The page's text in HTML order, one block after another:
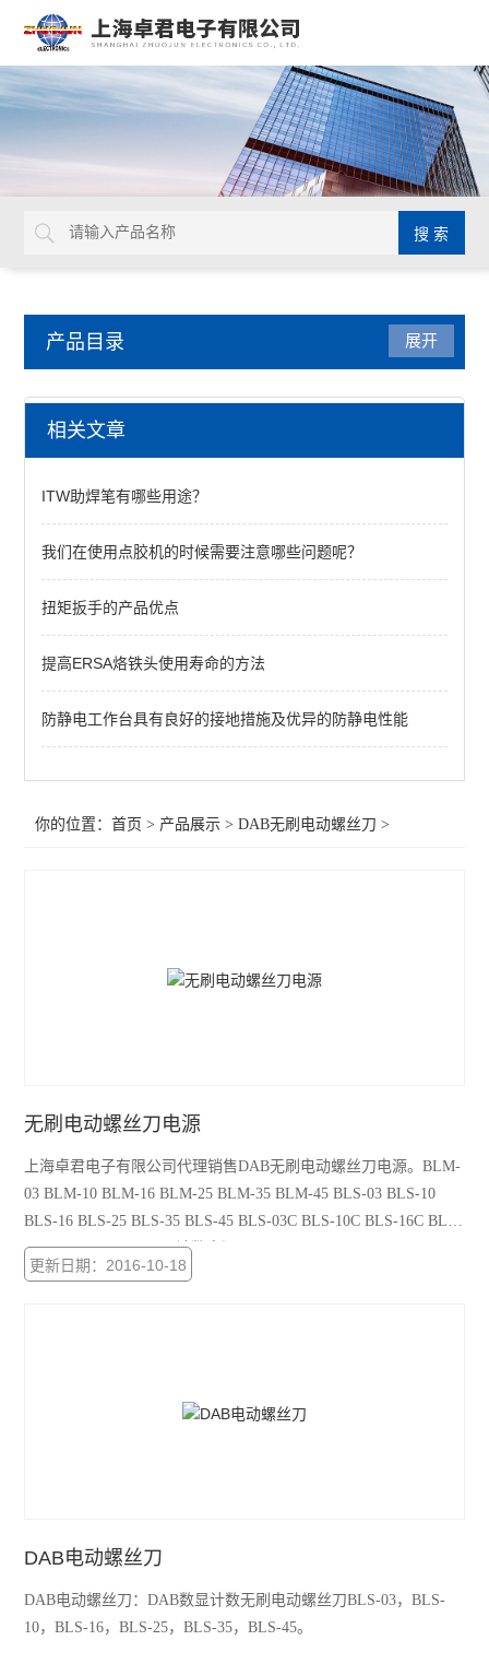
产品目录
DAB无刷电动螺丝刀
无刷电动螺丝刀电源
DAB无刷电动螺丝刀
查看全部 >>
展开
相关文章
ITW助焊笔有哪些用途？
我们在使用点胶机的时候需要注意哪些问题呢？
扭矩扳手的产品优点
提高ERSA烙铁头使用寿命的方法
防静电工作台具有良好的接地措施及优异的防静电性能
你的位置：首页 > 产品展示 >DAB无刷电动螺丝刀 >
无刷电动螺丝刀电源
上海卓君电子有限公司代理销售DAB无刷电动螺丝刀电源。BLM-
03 BLM-10 BLM-16 BLM-25 BLM-35 BLM-45 BLS-03 BLS-10
BLS-16 BLS-25 BLS-35 BLS-45 BLS-03C BLS-10C BLS-16C BLS-
25C BLS-35C BLS-45C计数电源：PS-60 PS-100 PS-100C PS-
100CH
更新日期：2016-10-18
DAB电动螺丝刀
DAB电动螺丝刀：DAB数显计数无刷电动螺丝刀BLS-03，BLS-
10，BLS-16，BLS-25，BLS-35，BLS-45。